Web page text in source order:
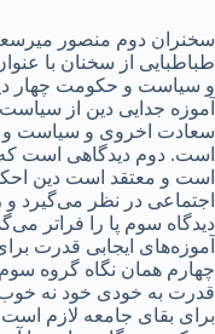
سخنران دوم منصور
طباطبایی از سخنان با
و سیاست و حکومت چهار
آموزه جدایی دین از
سعادت اخروی و سیاست
است. دوم دیدگاهی است
است و معتقد است دین
اجتماعی در نظر می‌گیرد
دیدگاه سوم پا را فراتر
آموزه‌های ایجابی قدرت
چهارم همان نگاه گروه
قدرت به خودی خود نه
برای بقای جامعه لازم